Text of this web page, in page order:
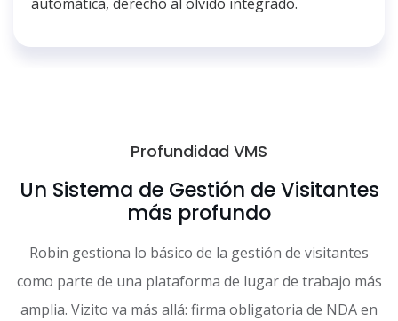
automática, derecho al olvido integrado.
Profundidad VMS
Un Sistema de Gestión de Visitantes
más profundo
Robin gestiona lo básico de la gestión de visitantes
como parte de una plataforma de lugar de trabajo más
amplia. Vizito va más allá: firma obligatoria de NDA en